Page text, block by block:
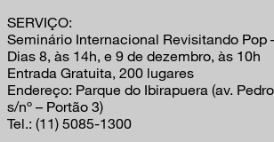
SERVIÇO:
Seminário Internacional Revisitando Pop
Dias 8, às 14h, e 9 de dezembro, às 10h
Entrada Gratuita, 200 lugares
Endereço: Parque do Ibirapuera (av.
s/nº – Portão 3)
Tel.: (11) 5085-1300